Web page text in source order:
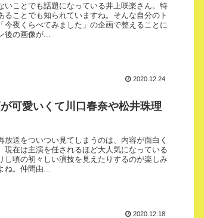
いことでも話題になっている井上咲楽さん。特
ることでも知られていますね。そんな自分のト
今夜くらべてみました」の企画で整えることに
後の画像が...
2020.12.24
可愛いくて川口春奈や松井珠理
放送をついつい見てしまうのは、内容が面白く
現在は主演を任されるほど大人気になっている
し頃の初々しい演技を見えたりするのが楽しみ
ね。仲間由...
2020.12.18